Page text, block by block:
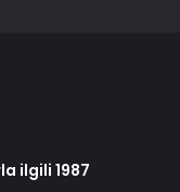
ilgili 1987